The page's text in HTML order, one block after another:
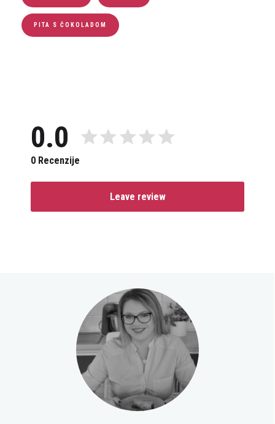
PITA S ČOKOLADOM
0.0
0 Recenzije
Leave review